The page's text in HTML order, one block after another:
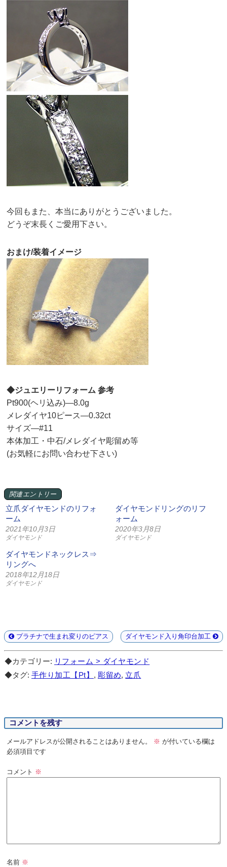
今回もまた、本当にありがとうございました。
どうぞ末長くご愛用下さい。
おまけ/装着イメージ
◆ジュエリーリフォーム 参考
Pt900(ヘリ込み)—8.0g
メレダイヤ10ピース—0.32ct
サイズ—#11
本体加工・中石/メレダイヤ彫留め等
(お気軽にお問い合わせ下さい)
関連エントリー
立爪ダイヤモンドのリフォ
ーム
2021年10月3日
ダイヤモンド
ダイヤモンドリングのリフ
ォーム
2020年3月8日
ダイヤモンド
ダイヤモンドネックレス⇒
リングへ
2018年12月18日
ダイヤモンド
プラチナで生まれ変りのピアス ダイヤモンド入り角印台加工
◆カテゴリー: リフォーム > ダイヤモンド
◆タグ: 手作り加工【Pt】 , 彫留め, 立爪
コメントを残す
メールアドレスが公開されることはありません。 ※ が付いている欄は
必須項目です
コメント ※
名前 ※